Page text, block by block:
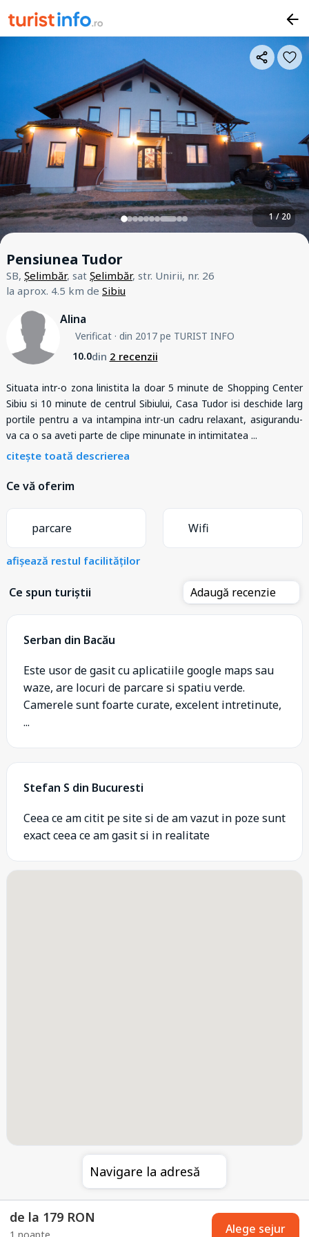
1 / 20
Pensiunea Tudor
SB, Șelimbăr, sat Șelimbăr, str. Unirii, nr. 26
la aprox. 4.5 km de Sibiu
Alina
Verificat· din 2017 pe TURIST INFO
10.0din 2 recenzii
Situata intr-o zona linistita la doar 5 minute de Shopping Center
Sibiu si 10 minute de centrul Sibiului, Casa Tudor isi deschide larg
portile pentru a va intampina intr-un cadru relaxant, asigurandu-
va ca o sa aveti parte de clipe minunate in intimitatea ...
citește toată descrierea
Ce vă oferim
parcare Wifi
afișează restul facilităților
Ce spun turiștii Adaugă recenzie
Serban din Bacău
Este usor de gasit cu aplicatiile google maps sau
waze, are locuri de parcare si spatiu verde.
Camerele sunt foarte curate, excelent intretinute,
...
Stefan S din Bucuresti
Ceea ce am citit pe site si de am vazut in poze sunt
exact ceea ce am gasit si in realitate
Navigare la adresă
de la 179 RON
Alege sejur